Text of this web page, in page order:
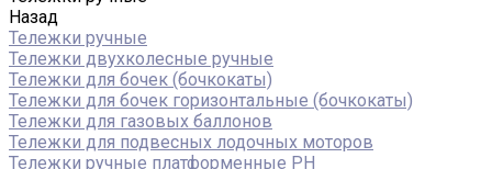
Назад
Тележки ручные
Тележки двухколесные ручные
Тележки для бочек (бочкокаты)
Тележки для бочек горизонтальные (бочкокаты)
Тележки для газовых баллонов
Тележки для подвесных лодочных моторов
Тележки ручные платформенные PH